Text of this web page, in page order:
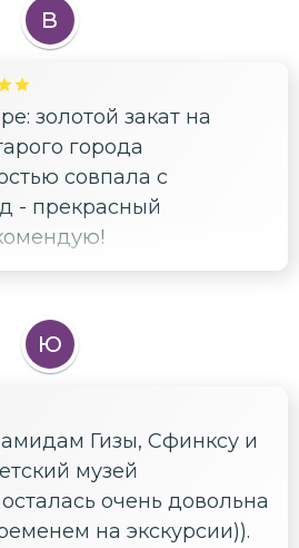
В
золотой закат на
города
совпала с
- прекрасный
) Рекомендую!
Ю
Гизы, Сфинксу и
музей
очень довольна
на экскурсии)).